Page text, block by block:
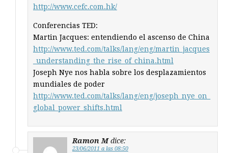
http://www.cefc.com.hk/
Conferencias TED:
Martin Jacques: entendiendo el ascenso de China
http://www.ted.com/talks/lang/eng/martin_jacques
_understanding_the_rise_of_china.html
Joseph Nye nos habla sobre los desplazamientos
mundiales de poder
http://www.ted.com/talks/lang/eng/joseph_nye_on_
global_power_shifts.html
Ramon M dice:
23/06/2011 a las 08:50